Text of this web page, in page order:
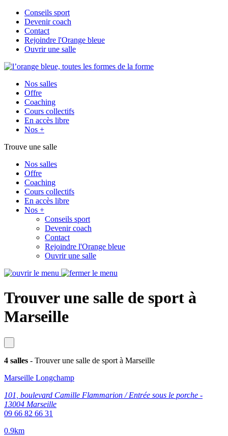
Conseils sport
Devenir coach
Contact
Rejoindre l'Orange bleue
Ouvrir une salle
Nos salles
Offre
Coaching
Cours collectifs
En accès libre
Nos +
Trouve une salle
Nos salles
Offre
Coaching
Cours collectifs
En accès libre
Nos +
Conseils sport
Devenir coach
Contact
Rejoindre l'Orange bleue
Ouvrir une salle
Trouver une salle de sport à
Marseille
4 salles - Trouver une salle de sport à Marseille
Marseille Longchamp
101, boulevard Camille Flammarion / Entrée sous le porche -
13004 Marseille
09 66 82 66 31
0.9km